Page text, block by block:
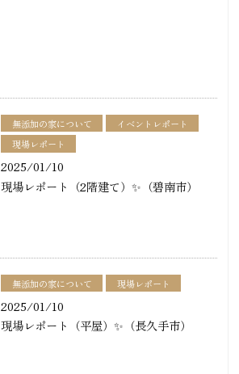
無添加の家について
イベントレポート
現場レポート
2025/01/10
現場レポート（2階建て）✨（碧南市）
無添加の家について 現場レポート
2025/01/10
現場レポート（平屋）✨（長久手市）